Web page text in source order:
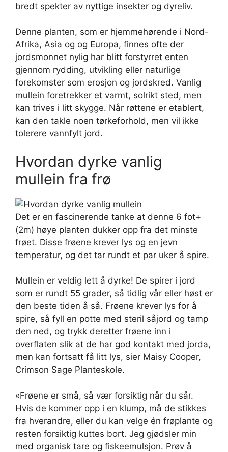
bredt spekter av nyttige insekter og dyreliv.
Denne planten, som er hjemmehørende i Nord-
Afrika, Asia og og Europa, finnes ofte der
jordsmonnet nylig har blitt forstyrret enten
gjennom rydding, utvikling eller naturlige
forekomster som erosjon og jordskred. Vanlig
mullein foretrekker et varmt, solrikt sted, men
kan trives i litt skygge. Når røttene er etablert,
kan den takle noen tørkeforhold, men vil ikke
tolerere vannfylt jord.
Hvordan dyrke vanlig
mullein fra frø
Det er en fascinerende tanke at denne 6 fot+
(2m) høye planten dukker opp fra det minste
frøet. Disse frøene krever lys og en jevn
temperatur, og det tar rundt et par uker å spire.
Mullein er veldig lett å dyrke! De spirer i jord
som er rundt 55 grader, så tidlig vår eller høst er
den beste tiden å så. Frøene krever lys for å
spire, så fyll en potte med steril såjord og tamp
den ned, og trykk deretter frøene inn i
overflaten slik at de har god kontakt med jorda,
men kan fortsatt få litt lys, sier Maisy Cooper,
Crimson Sage Planteskole.
«Frøene er små, så vær forsiktig når du sår.
Hvis de kommer opp i en klump, må de stikkes
fra hverandre, eller du kan velge én frøplante og
resten forsiktig kuttes bort. Jeg gjødsler min
med organisk tare og fiskeemulsjon. Prøv å